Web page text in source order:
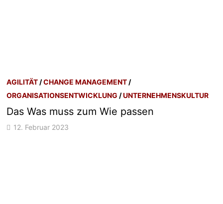
AGILITÄT /CHANGE MANAGEMENT /
ORGANISATIONSENTWICKLUNG /UNTERNEHMENSKULTUR
Das Was muss zum Wie passen
12. Februar 2023